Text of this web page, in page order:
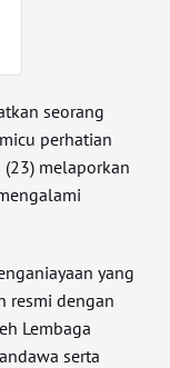
seorang
perhatian
melaporkan
yang
resmi dengan
Lembaga
serta